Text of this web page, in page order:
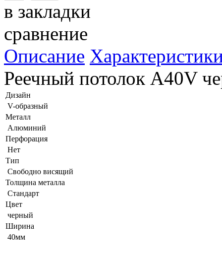
в закладки
сравнение
Описание
Реечный потолок A40V
Дизайн
V-образный
Металл
Алюминий
Перфорация
Нет
Тип
Свободно висящий
Толщина металла
Стандарт
Цвет
черный
Ширина
40мм